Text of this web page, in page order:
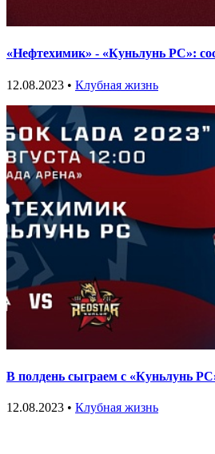
«Нефтехимик» - «Куньлунь РС»:
12.08.2023 • Клубная жизнь
В полдень сыграем с «Куньлунь
12.08.2023 • Клубная жизнь